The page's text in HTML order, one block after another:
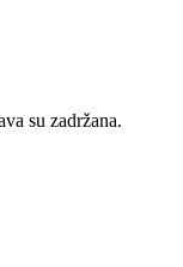
su zadržana.